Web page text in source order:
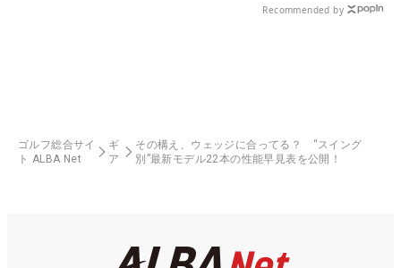
Recommended by
ゴルフ総合サイ
ト ALBA Net
ギ
ア
その構え、ウェッジに合ってる？ “スイング
別”最新モデル22本の性能早見表を公開！